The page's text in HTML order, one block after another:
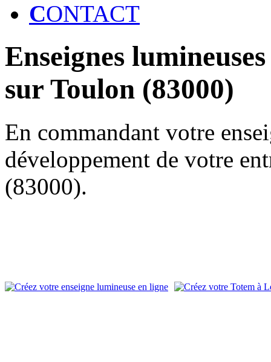
CONTACT
Enseignes
sur Toulon (83000)
En commandant votre
développement de votre
(83000).